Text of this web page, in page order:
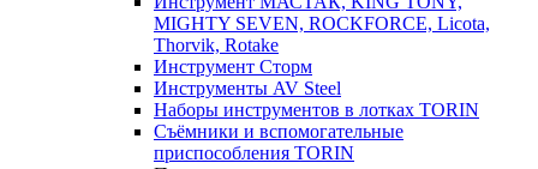
MIGHTY SEVEN, ROCKFORCE, Licota,
Thorvik, Rotake
Инструмент Сторм
Инструменты AV Steel
Наборы инструментов в лотках TORIN
Съёмники и вспомогательные
приспособления TORIN